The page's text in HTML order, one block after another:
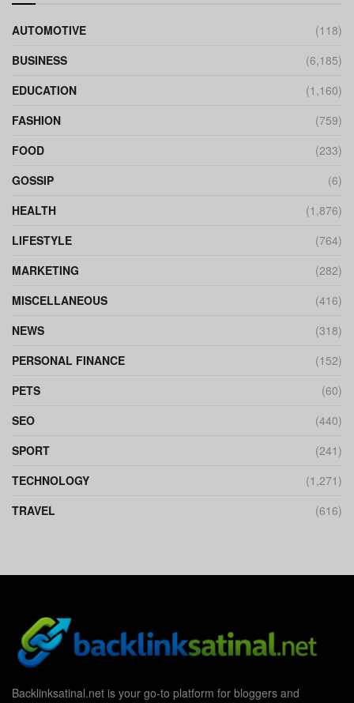
AUTOMOTIVE
(118)
BUSINESS
(6,185)
EDUCATION
(1,160)
FASHION
(759)
FOOD
(233)
GOSSIP
(6)
HEALTH
(1,876)
LIFESTYLE
(764)
MARKETING
(282)
MISCELLANEOUS
(416)
NEWS
(318)
PERSONAL FINANCE
(152)
PETS
(60)
SEO
(440)
SPORT
(241)
TECHNOLOGY
(1,271)
TRAVEL
(616)
Backlinksatinal.net is your go-to platform for bloggers and